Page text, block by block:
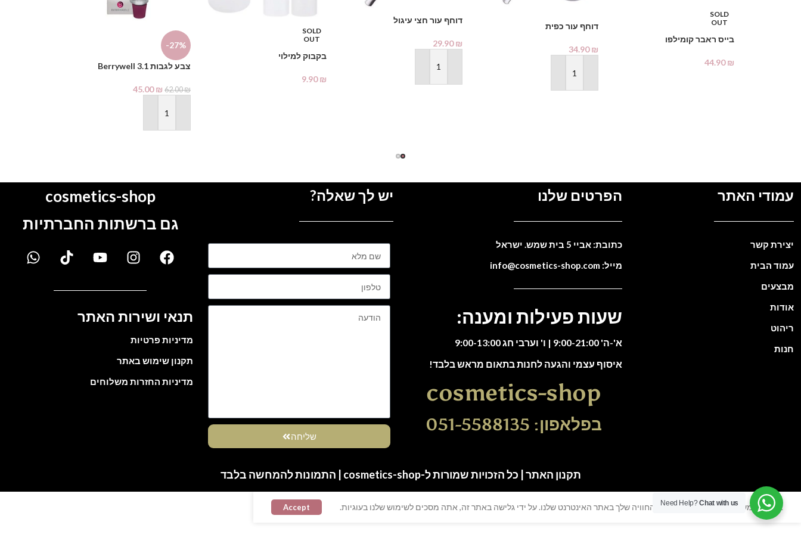
SOLD
OUT
בייס ראבר קומילפו
44.90₪
דוחף עור כפית
34.90₪
הוספה לסל
דוחף עור חצי עיגול
29.90₪
הוספה לסל
SOLD
OUT
בקבוק למילוי
9.90₪
-27%
צבע לגבות Berrywell 3.1
62.00₪
45.00₪
הוספה לסל
עמודי האתר
יצירת קשר
עמוד הבית
מבצעים
אודות
ריהוט
חנות
הפרטים שלנו
כתובת: אביי 5 בית שמש. ישראל
מייל: info@cosmetics-shop.com
שעות פעילות ומענה:
א'-ה' 9:00-21:00 | ו' וערבי חג 9:00-13:00
איסוף עצמי והגעה לחנות בתאום מראש בלבד!
cosmetics-shop
בפלאפון: 051-5588135
יש לך שאלה?
שליחה
cosmetics-shop
גם ברשתות החברתיות
תנאי ושירות האתר
מדיניות פרטיות
תקנון שימוש באתר
מדיניות החזרות משלוחים
תקנון האתר | כל הזכויות שמורות ל-cosmetics-shop | התמונות להמחשה בלבד
אנו משתמשים בעוגיות כדי לשפר את החוויה שלך באתר האינטרנט שלנו. על ידי גלישה באתר זה, אתה מסכים לשימוש שלנו בעוגיות. Accept Need Help?Chat with us